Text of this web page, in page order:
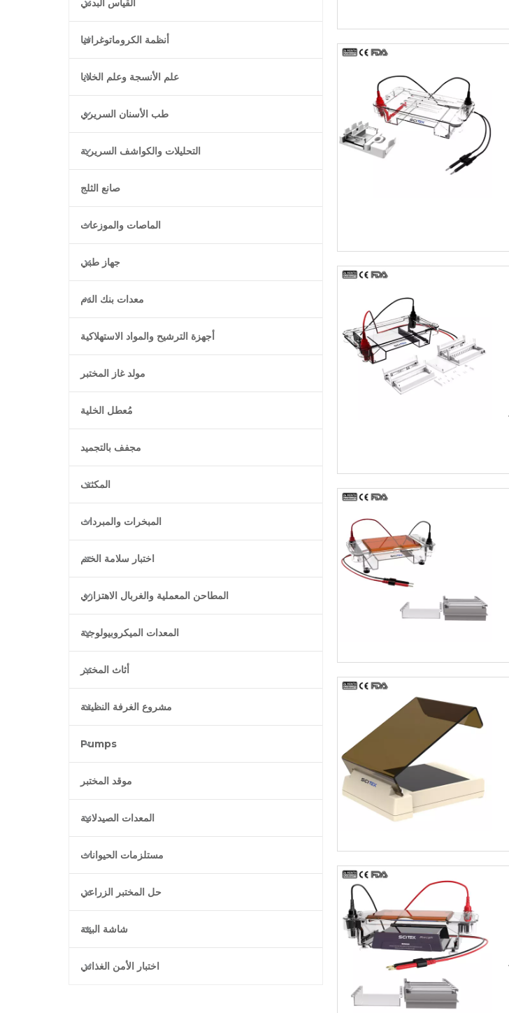
القياس البدني
أنظمة الكروماتوغرافيا
علم الأنسجة وعلم الخلايا
طب الأسنان السريري
التحليلات والكواشف السريرية
صانع الثلج
الماصات والموزعات
جهاز طبي
معدات بنك الدم
أجهزة الترشيح والمواد الاستهلاكية
مولد غاز المختبر
مُعطل الخلية
مجفف بالتجميد
المكثف
المبخرات والمبردات
اختبار سلامة الختم
المطاحن المعملية والغربال الاهتزازي
المعدات الميكروبيولوجية
أثاث المختبر
مشروع الغرفة النظيفة
Pumps
موقد المختبر
المعدات الصيدلانية
مستلزمات الحيوانات
حل المختبر الزراعي
شاشة البيئة
اختبار الأمن الغذائي